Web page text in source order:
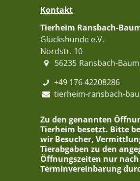
Kontakt
Tierheim Ransbach-
Glückshunde e.V.
Nordstr. 10
56235 Ransbach-
+49 176 42208286
tierheim-ransbach-
Zu den genannten
Tierheim besetzt. Bitte
wir Besucher,
Tierabgaben zu den
Öffnungszeiten nur
Terminvereinbarung